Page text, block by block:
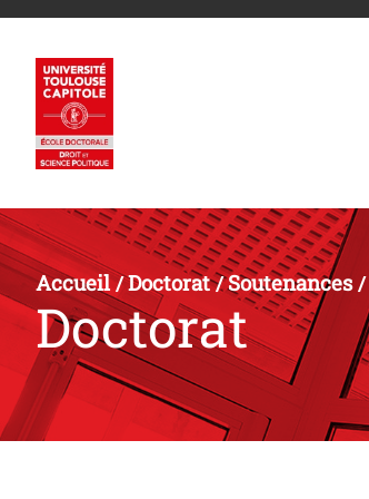
Accueil/Doctorat/Soutenances/
Doctorat